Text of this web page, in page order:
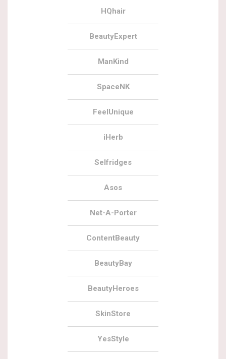
HQhair
BeautyExpert
ManKind
SpaceNK
FeelUnique
iHerb
Selfridges
Asos
Net-A-Porter
ContentBeauty
BeautyBay
BeautyHeroes
SkinStore
YesStyle